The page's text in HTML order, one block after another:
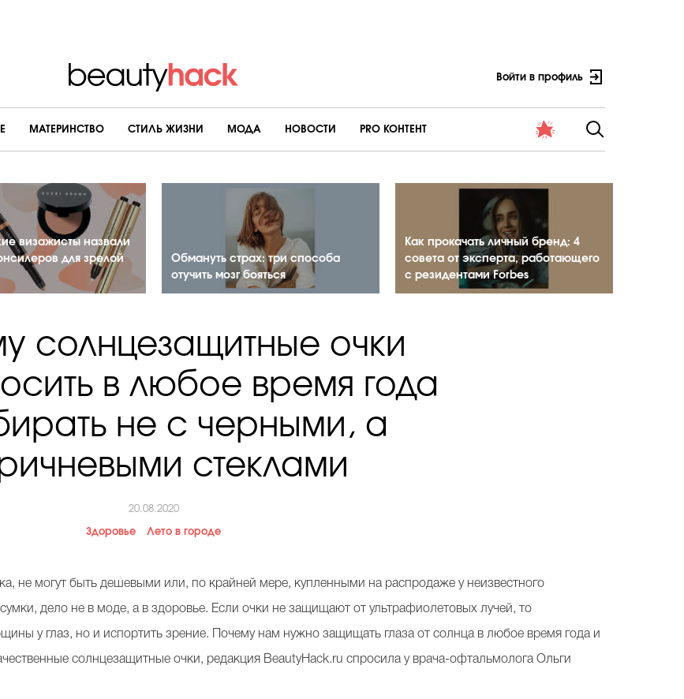
Войти в профиль
МАТЕРИНСТВО CТИЛЬ ЖИЗНИ МОДА НОВОСТИ PRO КОНТЕНТ
визажисты назвали
для зрелой
Обмануть страх: три способа
отучить мозг бояться
Как прокачать личный бренд: 4
совета от эксперта, работающего
с резидентами Forbes
солнцезащитные очки
в любое время года
не с черными, а
стеклами
20.08.2020
Здоровье Лето в городе
не могут быть дешевыми или, по крайней мере, купленными на распродаже у неизвестного
дело не в моде, а в здоровье. Если очки не защищают от ультрафиолетовых лучей, то
у глаз, но и испортить зрение. Почему нам нужно защищать глаза от солнца в любое время года и
солнцезащитные очки, редакция BeautyHack.ru спросила у врача-офтальмолога Ольги